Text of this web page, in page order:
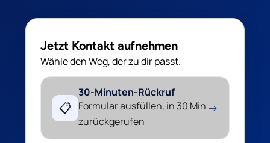
Jetzt Kontakt aufnehmen
Wähle den Weg, der zu dir passt.
📋
30-Minuten-Rückruf
Formular ausfüllen, in 30 Min
zurückgerufen
→